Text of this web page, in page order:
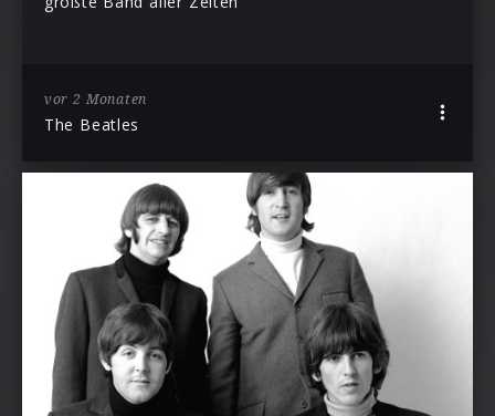
vor 2 Monaten
The Beatles